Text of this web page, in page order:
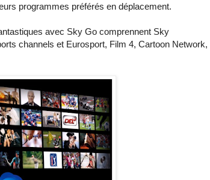
programmes préférés en déplacement.
avec Sky Go comprennent Sky
channels et Eurosport, Film 4, Cartoon Network,